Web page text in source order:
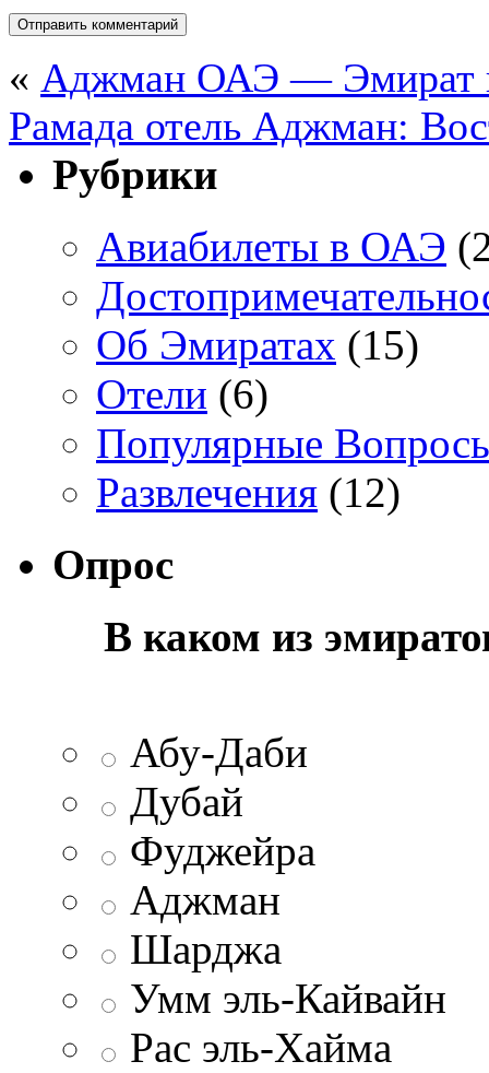
« Аджман ОАЭ — Эмират и
Рамада отель Аджман:
Рубрики
Авиабилеты в ОАЭ
Об Эмиратах (15)
Отели (6)
Популярные
Развлечения (12)
Опрос
В каком из
Абу-Даби
Дубай
Фуджейра
Аджман
Шарджа
Умм эль-Кайвайн
Рас эль-Хайма